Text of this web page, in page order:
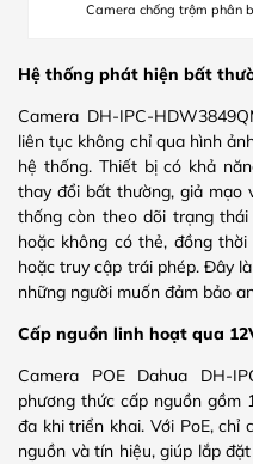
Camera chống trộm phân
Hệ thống phát hiện bất
Camera DH-IPC-
liên tục không chỉ qua hình
hệ thống. Thiết bị có khả
thay đổi bất thường, giả mạo
thống còn theo dõi trạng
hoặc không có thẻ, đồng
hoặc truy cập trái phép. Đây
những người muốn đảm bảo
Cấp nguồn linh hoạt qua
Camera POE Dahua DH-
phương thức cấp nguồn gồm
đa khi triển khai. Với PoE,
nguồn và tín hiệu, giúp lắp